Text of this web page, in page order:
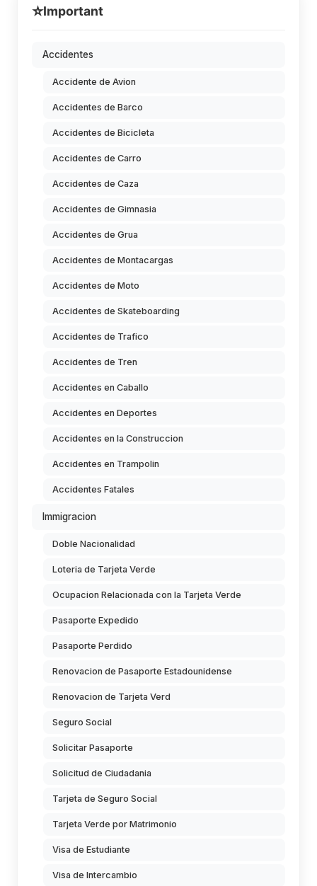
⭐Important
Accidentes
Accidente de Avion
Accidentes de Barco
Accidentes de Bicicleta
Accidentes de Carro
Accidentes de Caza
Accidentes de Gimnasia
Accidentes de Grua
Accidentes de Montacargas
Accidentes de Moto
Accidentes de Skateboarding
Accidentes de Trafico
Accidentes de Tren
Accidentes en Caballo
Accidentes en Deportes
Accidentes en la Construccion
Accidentes en Trampolin
Accidentes Fatales
Immigracion
Doble Nacionalidad
Loteria de Tarjeta Verde
Ocupacion Relacionada con la Tarjeta Verde
Pasaporte Expedido
Pasaporte Perdido
Renovacion de Pasaporte Estadounidense
Renovacion de Tarjeta Verd
Seguro Social
Solicitar Pasaporte
Solicitud de Ciudadania
Tarjeta de Seguro Social
Tarjeta Verde por Matrimonio
Visa de Estudiante
Visa de Intercambio